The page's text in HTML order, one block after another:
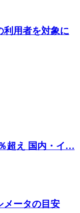
利用者を対象に
超え 国内・イ…
メータの目安